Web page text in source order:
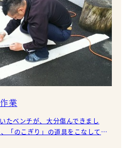
業
たベンチが、大分傷んできまし